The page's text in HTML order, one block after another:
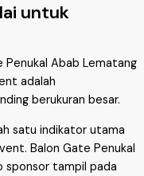
untuk
Penukal Abab Lematang
adalah
berukuran besar.
satu indikator utama
Balon Gate Penukal
sponsor tampil pada